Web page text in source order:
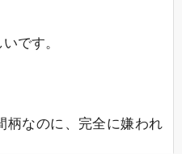
です。
柄なのに、完全に嫌われ